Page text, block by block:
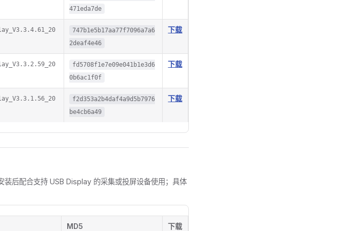
471eda7de
747b1e5b17aa77f7096a7a6
2deaf4e46
下载
fd5708f1e7e09e041b1e3d6
0b6ac1f0f
下载
f2d353a2b4daf4a9d5b7976
be4cb6a49
下载
后配合支持 USB Display 的采集或投屏设备使用；具体
MD5 下载